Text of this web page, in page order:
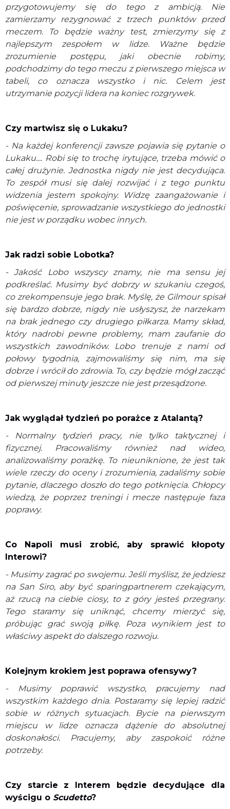
przygotowujemy się do tego z ambicją. Nie
zamierzamy rezygnować z trzech punktów przed
meczem. To będzie ważny test, zmierzymy się z
najlepszym zespołem w lidze. Ważne będzie
zrozumienie postępu, jaki obecnie robimy,
podchodzimy do tego meczu z pierwszego miejsca w
tabeli, co oznacza wszystko i nic. Celem jest
utrzymanie pozycji lidera na koniec rozgrywek.
Czy martwisz się o Lukaku?
- Na każdej konferencji zawsze pojawia się pytanie o
Lukaku.... Robi się to trochę irytujące, trzeba mówić o
całej drużynie. Jednostka nigdy nie jest decydująca.
To zespół musi się dalej rozwijać i z tego punktu
widzenia jestem spokojny. Widzę zaangażowanie i
poświęcenie, sprowadzanie wszystkiego do jednostki
nie jest w porządku wobec innych.
Jak radzi sobie Lobotka?
- Jakość Lobo wszyscy znamy, nie ma sensu jej
podkreślać. Musimy być dobrzy w szukaniu czegoś,
co zrekompensuje jego brak. Myślę, że Gilmour spisał
się bardzo dobrze, nigdy nie usłyszysz, że narzekam
na brak jednego czy drugiego piłkarza. Mamy skład,
który nadrobi pewne problemy, mam zaufanie do
wszystkich zawodników. Lobo trenuje z nami od
połowy tygodnia, zajmowaliśmy się nim, ma się
dobrze i wrócił do zdrowia. To, czy będzie mógł zacząć
od pierwszej minuty jeszcze nie jest przesądzone.
Jak wyglądał tydzień po porażce z Atalantą?
- Normalny tydzień pracy, nie tylko taktycznej i
fizycznej. Pracowaliśmy również nad wideo,
analizowaliśmy porażkę. To nieuniknione, że jest tak
wiele rzeczy do oceny i zrozumienia, zadaliśmy sobie
pytanie, dlaczego doszło do tego potknięcia. Chłopcy
wiedzą, że poprzez treningi i mecze następuje faza
poprawy.
Co Napoli musi zrobić, aby sprawić kłopoty
Interowi?
- Musimy zagrać po swojemu. Jeśli myślisz, że jedziesz
na San Siro, aby być sparingpartnerem czekającym,
aż rzucą na ciebie ciosy, to z góry jesteś przegrany.
Tego staramy się uniknąć, chcemy mierzyć się,
próbując grać swoją piłkę. Poza wynikiem jest to
właściwy aspekt do dalszego rozwoju.
Kolejnym krokiem jest poprawa ofensywy?
- Musimy poprawić wszystko, pracujemy nad
wszystkim każdego dnia. Postaramy się lepiej radzić
sobie w różnych sytuacjach. Bycie na pierwszym
miejscu w lidze oznacza dążenie do absolutnej
doskonałości. Pracujemy, aby zaspokoić różne
potrzeby.
Czy starcie z Interem będzie decydujące dla
wyścigu o Scudetto?